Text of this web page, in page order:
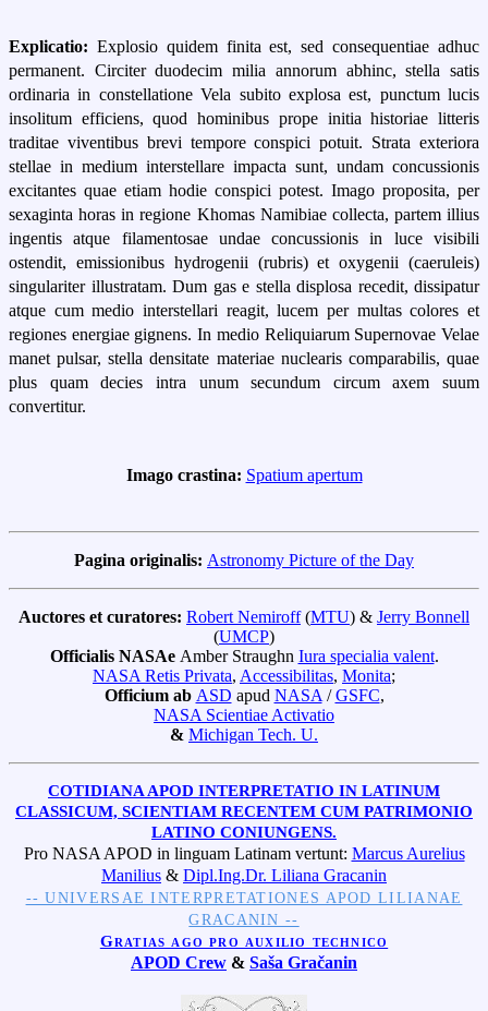
Explicatio: Explosio quidem finita est, sed consequentiae adhuc
permanent. Circiter duodecim milia annorum abhinc, stella satis
ordinaria in constellatione Vela subito explosa est, punctum lucis
insolitum efficiens, quod hominibus prope initia historiae litteris
traditae viventibus brevi tempore conspici potuit. Strata exteriora
stellae in medium interstellare impacta sunt, undam concussionis
excitantes quae etiam hodie conspici potest. Imago proposita, per
sexaginta horas in regione Khomas Namibiae collecta, partem illius
ingentis atque filamentosae undae concussionis in luce visibili
ostendit, emissionibus hydrogenii (rubris) et oxygenii (caeruleis)
singulariter illustratam. Dum gas e stella displosa recedit, dissipatur
atque cum medio interstellari reagit, lucem per multas colores et
regiones energiae gignens. In medio Reliquiarum Supernovae Velae
manet pulsar, stella densitate materiae nuclearis comparabilis, quae
plus quam decies intra unum secundum circum axem suum
convertitur.
Imago crastina: Spatium apertum
Pagina originalis: Astronomy Picture of the Day
Auctores et curatores: Robert Nemiroff(MTU) & Jerry Bonnell
(UMCP)
Officialis NASAe Amber Straughn Iura specialia valent.
NASA Retis Privata, Accessibilitas, Monita;
Officium ab ASD apud NASA /GSFC,
NASA Scientiae Activatio
& Michigan Tech. U.
COTIDIANA APOD INTERPRETATIO IN LATINUM
CLASSICUM, SCIENTIAM RECENTEM CUM PATRIMONIO
LATINO CONIUNGENS.
Pro NASA APOD in linguam Latinam vertunt: Marcus Aurelius
Manilius & Dipl.Ing.Dr. Liliana Gracanin
-- UNIVERSAE INTERPRETATIONES APOD LILIANAE
GRACANIN --
Gratias ago pro auxilio technico
APOD Crew & Saša Gračanin